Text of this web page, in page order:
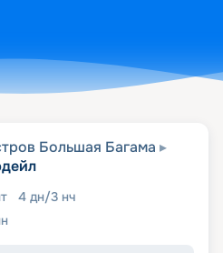
Большая Багама
4 дн/3 нч